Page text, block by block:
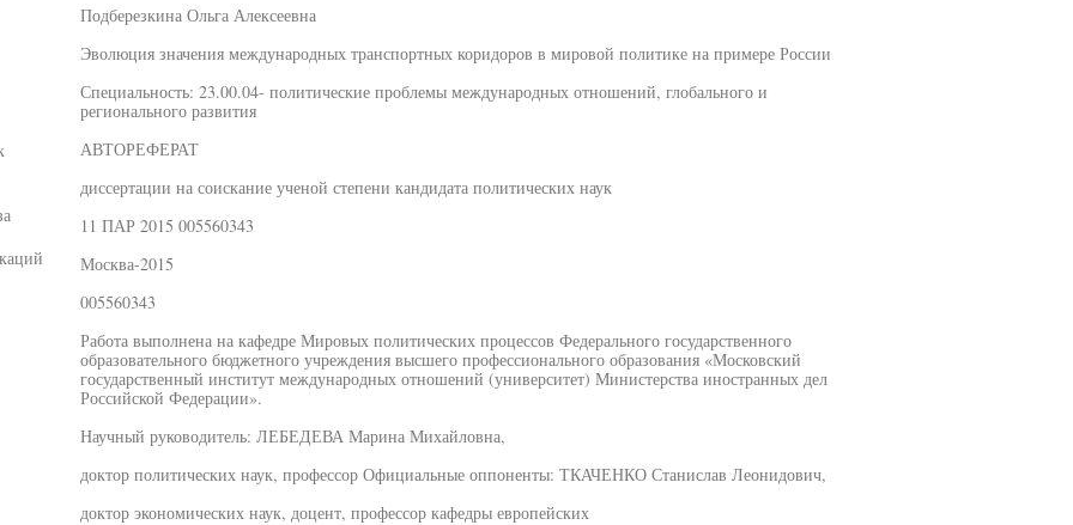
Подберезкина Ольга Алексеевна
Эволюция значения международных транспортных коридоров в мировой политике на примере России
Специальность: 23.00.04- политические проблемы международных отношений, глобального и
регионального развития
АВТОРЕФЕРАТ
диссертации на соискание ученой степени кандидата политических наук
11 ПАР 2015 005560343
Москва-2015
005560343
Работа выполнена на кафедре Мировых политических процессов Федерального государственного
образовательного бюджетного учреждения высшего профессионального образования «Московский
государственный институт международных отношений (университет) Министерства иностранных дел
Российской Федерации».
Научный руководитель: ЛЕБЕДЕВА Марина Михайловна,
доктор политических наук, профессор Официальные оппоненты: ТКАЧЕНКО Станислав Леонидович,
доктор экономических наук, доцент, профессор кафедры европейских